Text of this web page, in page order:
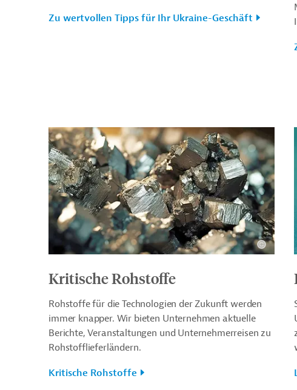
Zu wertvollen Tipps für Ihr Ukraine-Geschäft
Kritische Rohstoffe
Rohstoffe für die Technologien der Zukunft werden
immer knapper. Wir bieten Unternehmen aktuelle
Berichte, Veranstaltungen und Unternehmerreisen zu
Rohstofflieferländern.
Kritische Rohstoffe